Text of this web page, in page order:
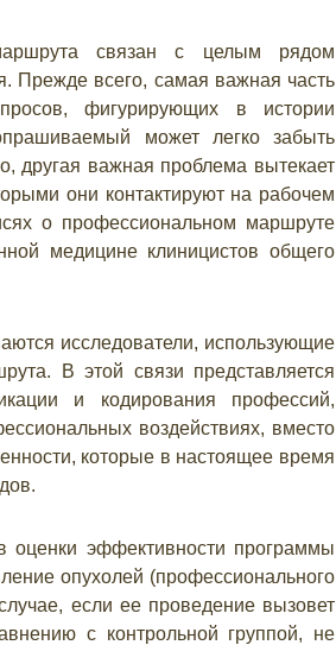
связан с целым рядом
Прежде всего, самая важная часть
фигурирующих в истории
может легко забыть
другая важная проблема вытекает
они контактируют на рабочем
о профессиональном маршруте
медицине клиницистов общего
исследователи, использующие
В этой связи представляется
и кодирования профессий,
воздействиях, вместо
которые в настоящее время
оценки эффективности программы
опухолей (профессионального
если ее проведение вызовет
с контрольной группой, не